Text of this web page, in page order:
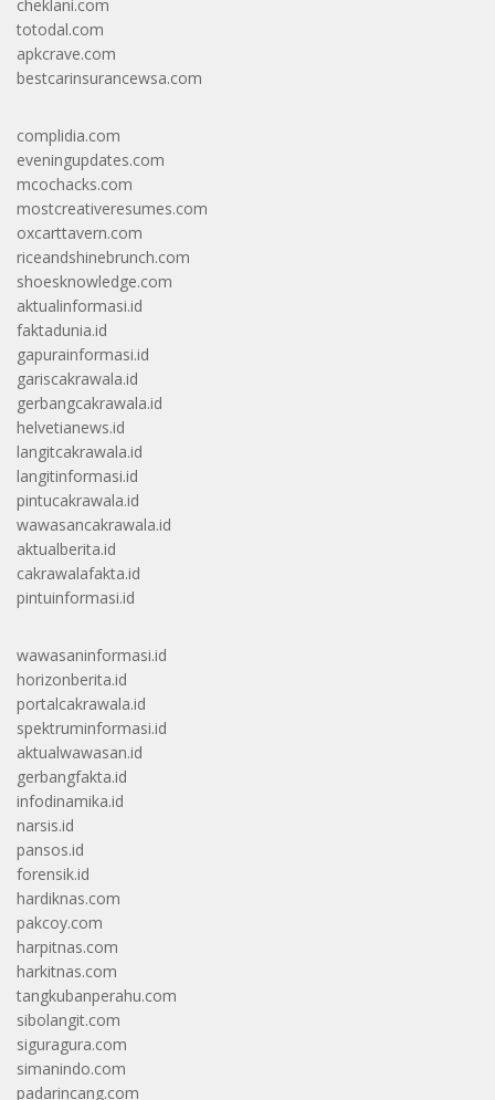
cheklani.com
totodal.com
apkcrave.com
bestcarinsurancewsa.com
complidia.com
eveningupdates.com
mcochacks.com
mostcreativeresumes.com
oxcarttavern.com
riceandshinebrunch.com
shoesknowledge.com
aktualinformasi.id
faktadunia.id
gapurainformasi.id
gariscakrawala.id
gerbangcakrawala.id
helvetianews.id
langitcakrawala.id
langitinformasi.id
pintucakrawala.id
wawasancakrawala.id
aktualberita.id
cakrawalafakta.id
pintuinformasi.id
wawasaninformasi.id
horizonberita.id
portalcakrawala.id
spektruminformasi.id
aktualwawasan.id
gerbangfakta.id
infodinamika.id
narsis.id
pansos.id
forensik.id
hardiknas.com
pakcoy.com
harpitnas.com
harkitnas.com
tangkubanperahu.com
sibolangit.com
siguragura.com
simanindo.com
padarincang.com